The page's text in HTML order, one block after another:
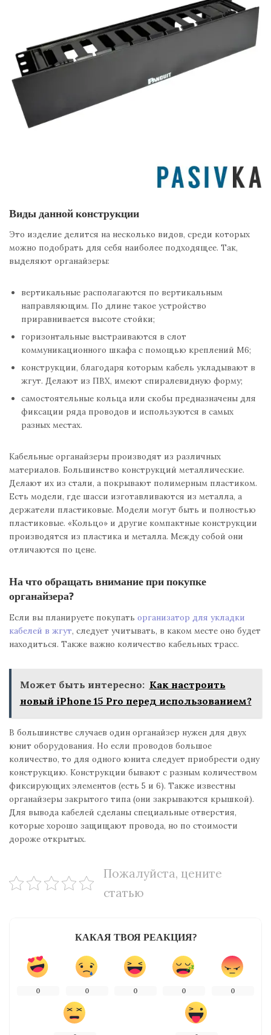
Виды данной конструкции
Это изделие делится на несколько видов, среди которых
можно подобрать для себя наиболее подходящее. Так,
выделяют органайзеры:
вертикальные располагаются по вертикальным
направляющим. По длине такое устройство
приравнивается высоте стойки;
горизонтальные выстраиваются в слот
коммуникационного шкафа с помощью креплений М6;
конструкции, благодаря которым кабель укладывают в
жгут. Делают из ПВХ, имеют спиралевидную форму;
самостоятельные кольца или скобы предназначены для
фиксации ряда проводов и используются в самых
разных местах.
Кабельные органайзеры производят из различных
материалов. Большинство конструкций металлические.
Делают их из стали, а покрывают полимерным пластиком.
Есть модели, где шасси изготавливаются из металла, а
держатели пластиковые. Модели могут быть и полностью
пластиковые. «Кольцо» и другие компактные конструкции
производятся из пластика и металла. Между собой они
отличаются по цене.
На что обращать внимание при покупке
органайзера?
Если вы планируете покупать организатор для укладки
кабелей в жгут, следует учитывать, в каком месте оно будет
находиться. Также важно количество кабельных трасс.
Может быть интересно: Как настроить
новый iPhone 15 Pro перед использованием?
В большинстве случаев один органайзер нужен для двух
юнит оборудования. Но если проводов большое
количество, то для одного юнита следует приобрести одну
конструкцию. Конструкции бывают с разным количеством
фиксирующих элементов (есть 5 и 6). Также известны
органайзеры закрытого типа (они закрываются крышкой).
Для вывода кабелей сделаны специальные отверстия,
которые хорошо защищают провода, но по стоимости
дороже открытых.
Пожалуйста, цените
статью
КАКАЯ ТВОЯ РЕАКЦИЯ?
0 0 0 0 0